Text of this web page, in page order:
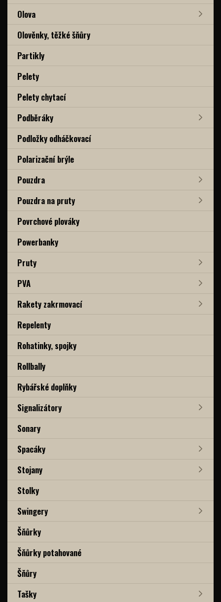
Olova
Olověnky, těžké šňůry
Partikly
Pelety
Pelety chytací
Podběráky
Podložky odháčkovací
Polarizační brýle
Pouzdra
Pouzdra na pruty
Povrchové plováky
Powerbanky
Pruty
PVA
Rakety zakrmovací
Repelenty
Rohatinky, spojky
Rollbally
Rybářské doplňky
Signalizátory
Sonary
Spacáky
Stojany
Stolky
Swingery
Šňůrky
Šňůrky potahované
Šňůry
Tašky